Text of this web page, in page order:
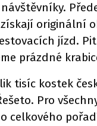
originální
jízd.
prázdné
kostek
Pro